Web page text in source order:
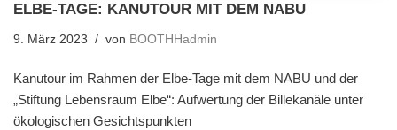
ELBE-TAGE: KANUTOUR MIT DEM NABU
9. März 2023 von BOOTHHadmin
Kanutour im Rahmen der Elbe-Tage mit dem NABU und der
„Stiftung Lebensraum Elbe“: Aufwertung der Billekanäle unter
ökologischen Gesichtspunkten